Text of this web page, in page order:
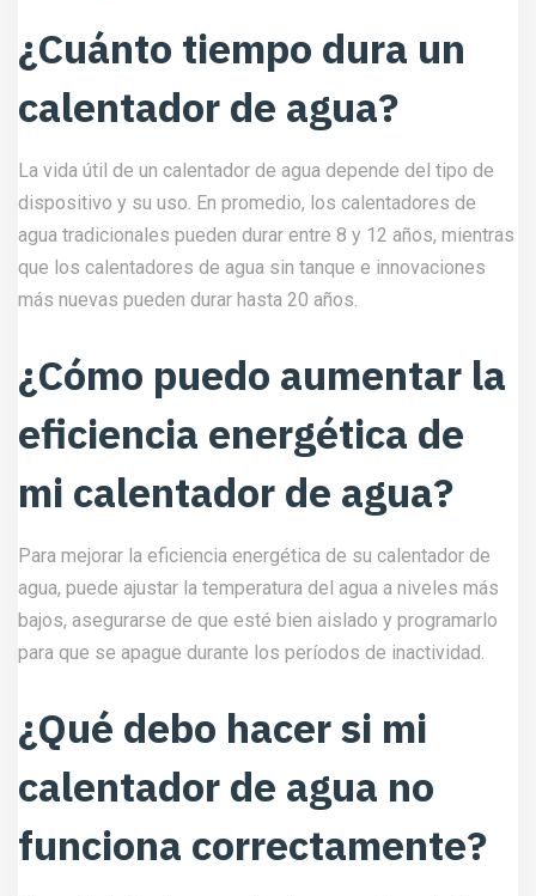
¿Cuánto tiempo dura un
calentador de agua?
La vida útil de un calentador de agua depende del tipo de
dispositivo y su uso. En promedio, los calentadores de
agua tradicionales pueden durar entre 8 y 12 años, mientras
que los calentadores de agua sin tanque e innovaciones
más nuevas pueden durar hasta 20 años.
¿Cómo puedo aumentar la
eficiencia energética de
mi calentador de agua?
Para mejorar la eficiencia energética de su calentador de
agua, puede ajustar la temperatura del agua a niveles más
bajos, asegurarse de que esté bien aislado y programarlo
para que se apague durante los períodos de inactividad.
¿Qué debo hacer si mi
calentador de agua no
funciona correctamente?